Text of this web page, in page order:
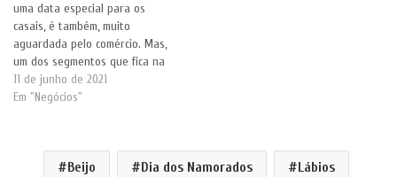
uma data especial para os
casais, é também, muito
aguardada pelo comércio. Mas,
um dos segmentos que fica na
maior expectativa para a
chegada desse momento, é o
normalidade, esses
estabelecimentos…
11 de junho de 2021
Em "Negócios"
Beijo Dia dos Namorados Lábios